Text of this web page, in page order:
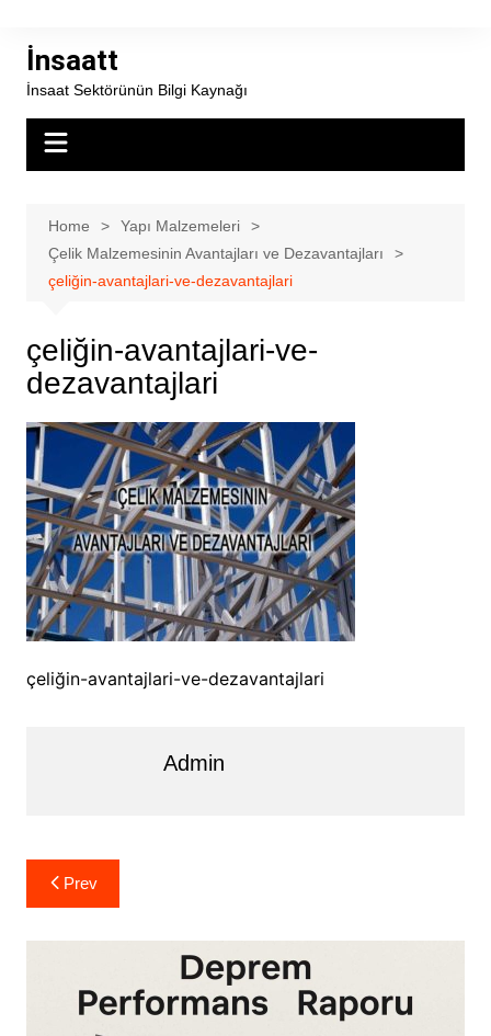
contentİnsaatt
İnsaat Sektörünün Bilgi Kaynağı
Home
Yapı Malzemeleri
Çelik Malzemesinin Avantajları ve Dezavantajları
çeliğin-avantajlari-ve-dezavantajlari
çeliğin-avantajlari-ve-
dezavantajlari
çeliğin-avantajlari-ve-dezavantajlari
Admin
Yazı
gezinmesi
Prev